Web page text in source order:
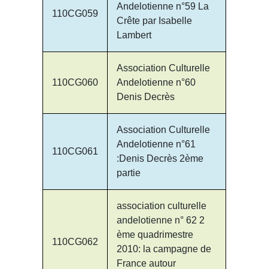
110CG059
Andelotienne n°59 La
Crête par Isabelle
Lambert
110CG060
Association Culturelle
Andelotienne n°60
Denis Decrès
110CG061
Association Culturelle
Andelotienne n°61
:Denis Decrès 2ème
partie
110CG062
association culturelle
andelotienne n° 62 2
ème quadrimestre
2010: la campagne de
France autour